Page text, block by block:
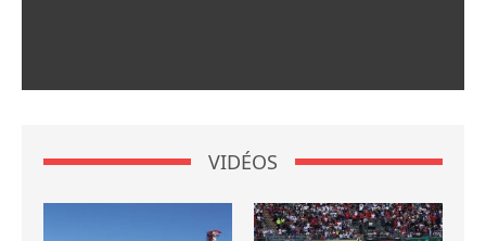
VIDÉOS